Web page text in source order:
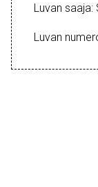
Luvan
Luvan